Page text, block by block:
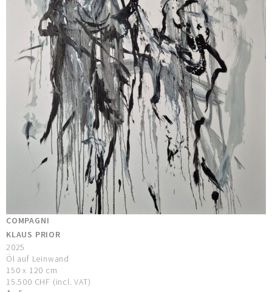
COMPAGNI
KLAUS PRIOR
2025
Öl auf Leinwand
150 x 120 cm
15.500 CHF (incl. VAT)